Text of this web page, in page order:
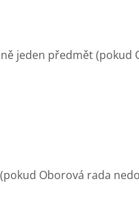
jeden předmět (pokud
Oborová rada